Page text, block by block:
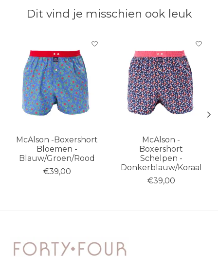
Dit vind je misschien ook leuk
Items van productcarrousel
McAlson -Boxershort
Bloemen -
Blauw/Groen/Rood
€39,00
McAlson -
Boxershort
Schelpen -
Donkerblauw/Koraal
€39,00